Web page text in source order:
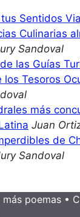
Sentidos
Culinarias
Sandoval
las Guías
los Tesoros
más
Juan
de
Sandoval
poemas •